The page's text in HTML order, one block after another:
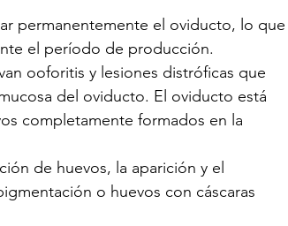
permanentemente el oviducto, lo que
el período de producción.
ooforitis y lesiones distróficas que
del oviducto. El oviducto está
completamente formados en la
de huevos, la aparición y el
o huevos con cáscaras